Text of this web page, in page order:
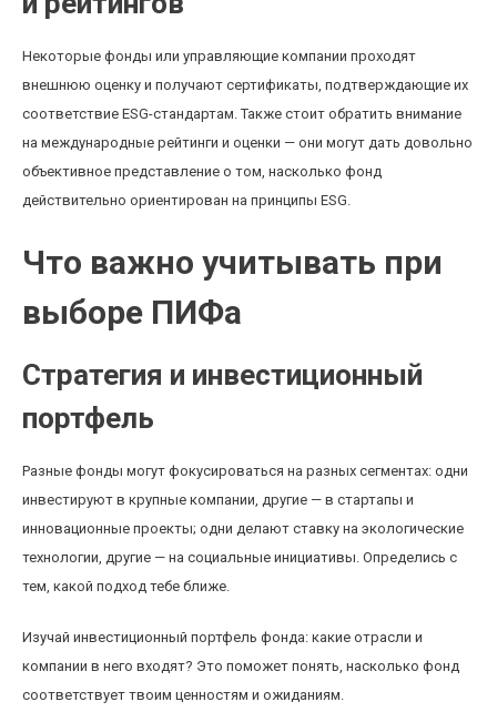
Некоторые фонды или управляющие компании проходят
внешнюю оценку и получают сертификаты, подтверждающие их
соответствие ESG-стандартам. Также стоит обратить внимание
на международные рейтинги и оценки — они могут дать довольно
объективное представление о том, насколько фонд
действительно ориентирован на принципы ESG.
Что важно учитывать при
выборе ПИФа
Стратегия и инвестиционный
портфель
Разные фонды могут фокусироваться на разных сегментах: одни
инвестируют в крупные компании, другие — в стартапы и
инновационные проекты; одни делают ставку на экологические
технологии, другие — на социальные инициативы. Определись с
тем, какой подход тебе ближе.
Изучай инвестиционный портфель фонда: какие отрасли и
компании в него входят? Это поможет понять, насколько фонд
соответствует твоим ценностям и ожиданиям.